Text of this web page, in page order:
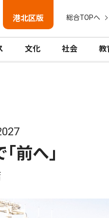
港北区版 総合TOPへ
文化 社会 教
｢前へ｣